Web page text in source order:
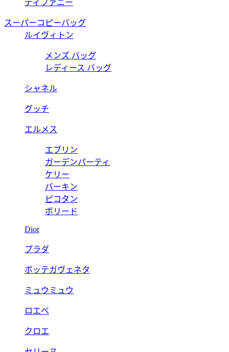
ティファニー
スーパーコピーバッグ
ルイヴィトン
メンズ バッグ
レディース バッグ
シャネル
グッチ
エルメス
エブリン
ガーデンパーティ
ケリー
バーキン
ピコタン
ボリード
Dior
プラダ
ボッテガヴェネタ
ミュウミュウ
ロエベ
クロエ